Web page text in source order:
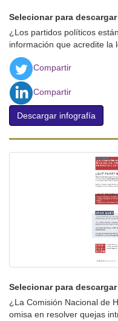
Selecionar para descargar
¿Los partidos políticos
información que acredite la
Compartir
Compartir
Descargar infografía
Selecionar para descargar
¿La Comisión Nacional de
omisa en resolver quejas